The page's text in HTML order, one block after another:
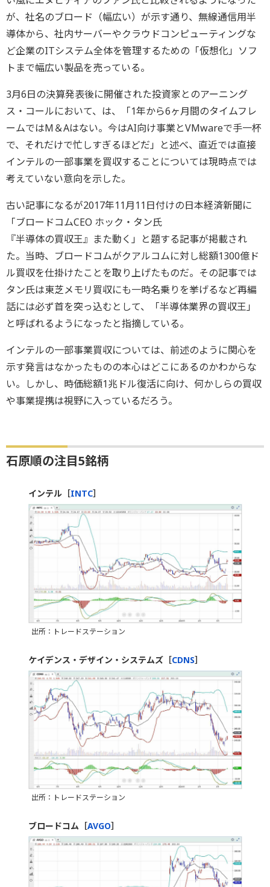
が、社名のブロード（幅広い）が示す通り、無線通信用半
導体から、社内サーバーやクラウドコンピューティングな
ど企業のITシステム全体を管理するための「仮想化」ソフ
トまで幅広い製品を売っている。
3月6日の決算発表後に開催された投資家とのアーニング
ス・コールにおいて、は、「1年から6ヶ月間のタイムフレ
ームではM＆Aはない。今はAI向け事業とVMwareで手一杯
で、それだけで忙しすぎるほどだ」と述べ、直近では直接
インテルの一部事業を買収することについては現時点では
考えていない意向を示した。
古い記事になるが2017年11月11日付けの日本経済新聞に
「ブロードコムCEO ホック・タン氏
『半導体の買収王』また動く」と題する記事が掲載され
た。当時、ブロードコムがクアルコムに対し総額1300億ド
ル買収を仕掛けたことを取り上げたものだ。その記事では
タン氏は東芝メモリ買収にも一時名乗りを挙げるなど再編
話には必ず首を突っ込むとして、「半導体業界の買収王」
と呼ばれるようになったと指摘している。
インテルの一部事業買収については、前述のように関心を
示す発言はなかったものの本心はどこにあるのかわからな
い。しかし、時価総額1兆ドル復活に向け、何かしらの買収
や事業提携は視野に入っているだろう。
石原順の注目5銘柄
インテル［INTC］
出所：トレードステーション
ケイデンス・デザイン・システムズ［CDNS］
出所：トレードステーション
ブロードコム［AVGO］